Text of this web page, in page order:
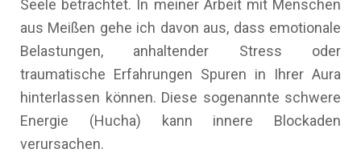
Seele betrachtet. In meiner Arbeit mit Menschen
aus Meißen gehe ich davon aus, dass emotionale
Belastungen, anhaltender Stress oder
traumatische Erfahrungen Spuren in Ihrer Aura
hinterlassen können. Diese sogenannte schwere
Energie (Hucha) kann innere Blockaden
verursachen.